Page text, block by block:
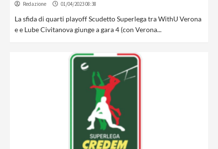
Redazione 01/04/2023 08:38
La sfida di quarti playoff Scudetto Superlega tra WithU Verona
e e Lube Civitanova giunge a gara 4 (con Verona...